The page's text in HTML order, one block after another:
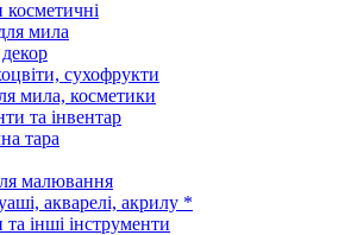
мила
сухофрукти
мила, косметики
та інвентар
тара
малювання
акварелі, акрилу *
інші інструменти